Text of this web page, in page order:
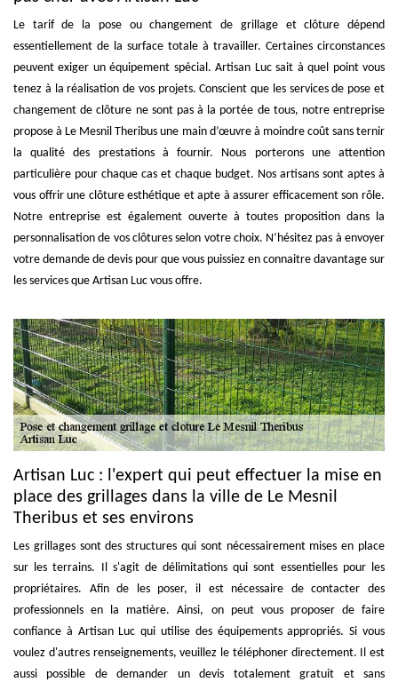
Le tarif de la pose ou changement de grillage et clôture dépend
essentiellement de la surface totale à travailler. Certaines circonstances
peuvent exiger un équipement spécial. Artisan Luc sait à quel point vous
tenez à la réalisation de vos projets. Conscient que les services de pose et
changement de clôture ne sont pas à la portée de tous, notre entreprise
propose à Le Mesnil Theribus une main d’œuvre à moindre coût sans ternir
la qualité des prestations à fournir. Nous porterons une attention
particulière pour chaque cas et chaque budget. Nos artisans sont aptes à
vous offrir une clôture esthétique et apte à assurer efficacement son rôle.
Notre entreprise est également ouverte à toutes proposition dans la
personnalisation de vos clôtures selon votre choix. N’hésitez pas à envoyer
votre demande de devis pour que vous puissiez en connaitre davantage sur
les services que Artisan Luc vous offre.
Artisan Luc : l'expert qui peut effectuer la mise en
place des grillages dans la ville de Le Mesnil
Theribus et ses environs
Les grillages sont des structures qui sont nécessairement mises en place
sur les terrains. Il s'agit de délimitations qui sont essentielles pour les
propriétaires. Afin de les poser, il est nécessaire de contacter des
professionnels en la matière. Ainsi, on peut vous proposer de faire
confiance à Artisan Luc qui utilise des équipements appropriés. Si vous
voulez d'autres renseignements, veuillez le téléphoner directement. Il est
aussi possible de demander un devis totalement gratuit et sans